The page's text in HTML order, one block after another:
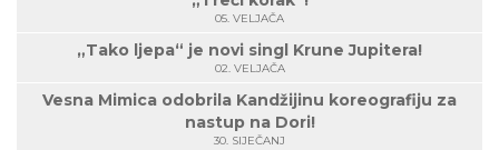
05. VELJAČA
„Tako ljepa“ je novi singl Krune Jupitera!
02. VELJAČA
Vesna Mimica odobrila Kandžijinu koreografiju za
nastup na Dori!
30. SIJEČANJ